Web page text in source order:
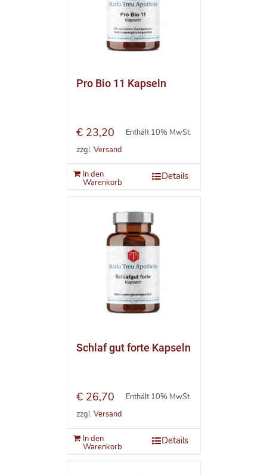
Pro Bio 11 Kapseln
€23,20
Enthält 10% MwSt.
zzgl. Versand
In den
Warenkorb
Details
Schlaf gut forte Kapseln
€26,70
Enthält 10% MwSt.
zzgl. Versand
In den
Warenkorb
Details